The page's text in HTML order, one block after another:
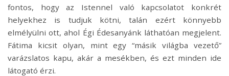
fontos, hogy az Istennel való kapcsolatot konkrét
helyekhez is tudjuk kötni, talán ezért könnyebb
elmélyülni ott, ahol Égi Édesanyánk láthatóan megjelent.
Fátima kicsit olyan, mint egy “másik világba vezető”
varázslatos kapu, akár a mesékben, és ezt minden ide
látogató érzi.